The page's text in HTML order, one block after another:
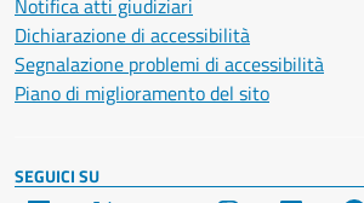
Notifica atti giudiziari
Dichiarazione di accessibilità
Segnalazione problemi di accessibilità
Piano di miglioramento del sito
SEGUICI SU